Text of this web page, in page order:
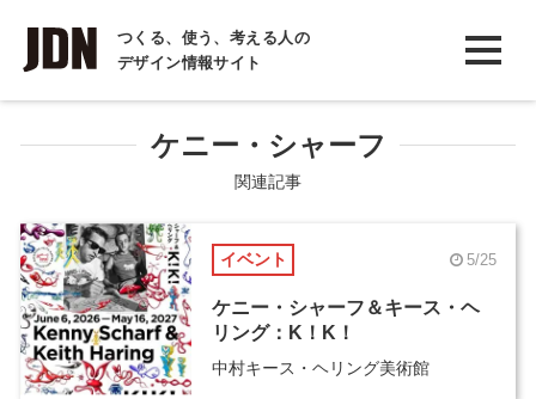
つくる、使う、考える人の
デザイン情報サイト
INTERVIEW
インタビュー
REPORT
COLUMN
コラム
ケニー・シャーフ
関連記事
イベント 5/25
ケニー・シャーフ＆キース・ヘ
リング：K！K！
中村キース・ヘリング美術館